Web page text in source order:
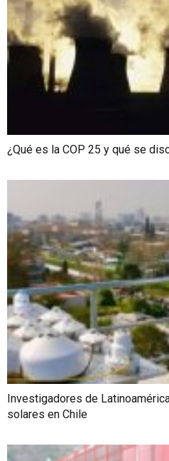
¿Qué es la COP 25 y qué se
Investigadores de
solares en Chile